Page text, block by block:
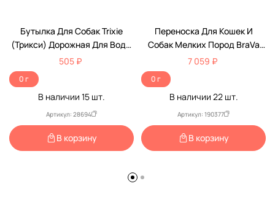
Бутылка Для Собак Trixie
(Трикси) Дорожная Для Воды
250мл Пластик 2462
505 ₽
0 г
В наличии 15 шт.
Артикул: 28694
В корзину
Переноска Для Кошек И
Собак Мелких Пород BraVa
(Брава) 76,5*46,5*53,8см
D781# Вв-А2-926 /3/
7 059 ₽
0 г
В наличии 22шт.
Артикул: 190377
В корзину